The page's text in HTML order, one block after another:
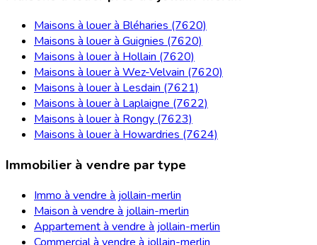
Maisons à louer à Bléharies (7620)
Maisons à louer à Guignies (7620)
Maisons à louer à Hollain (7620)
Maisons à louer à Wez-Velvain (7620)
Maisons à louer à Lesdain (7621)
Maisons à louer à Laplaigne (7622)
Maisons à louer à Rongy (7623)
Maisons à louer à Howardries (7624)
Immobilier à vendre par type
Immo à vendre à jollain-merlin
Maison à vendre à jollain-merlin
Appartement à vendre à jollain-merlin